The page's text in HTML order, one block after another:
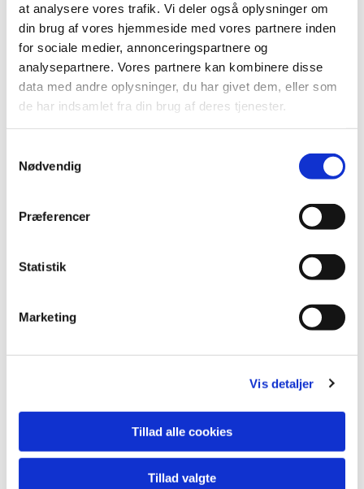
at analysere vores trafik. Vi deler også oplysninger om
din brug af vores hjemmeside med vores partnere inden
for sociale medier, annonceringspartnere og
analysepartnere. Vores partnere kan kombinere disse
data med andre oplysninger, du har givet dem, eller som
de har indsamlet fra din brug af deres tjenester.
Nødvendig
Præferencer
Statistik
Marketing
Vis detaljer
Tillad alle cookies
Tillad valgte
Du vil måske også kunne
lide...